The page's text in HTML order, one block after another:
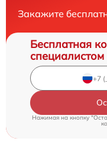
Закажите
Бесплатная
специалистом
Нажимая на кнопку